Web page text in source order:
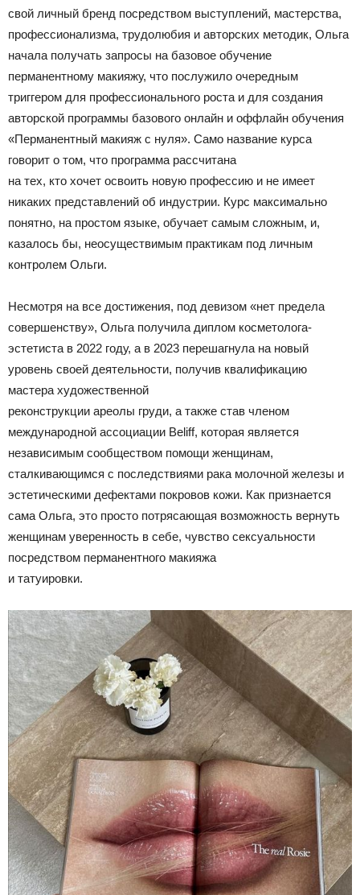
свой личный бренд посредством выступлений, мастерства,
профессионализма, трудолюбия и авторских методик, Ольга
начала получать запросы на базовое обучение
перманентному макияжу, что послужило очередным
триггером для профессионального роста и для создания
авторской программы базового онлайн и оффлайн обучения
«Перманентный макияж с нуля». Само название курса
говорит о том, что программа рассчитана
на тех, кто хочет освоить новую профессию и не имеет
никаких представлений об индустрии. Курс максимально
понятно, на простом языке, обучает самым сложным, и,
казалось бы, неосуществимым практикам под личным
контролем Ольги.
Несмотря на все достижения, под девизом «нет предела
совершенству», Ольга получила диплом косметолога-
эстетиста в 2022 году, а в 2023 перешагнула на новый
уровень своей деятельности, получив квалификацию
мастера художественной
реконструкции ареолы груди, а также став членом
международной ассоциации Beliff, которая является
независимым сообществом помощи женщинам,
сталкивающимся с последствиями рака молочной железы и
эстетическими дефектами покровов кожи. Как признается
сама Ольга, это просто потрясающая возможность вернуть
женщинам уверенность в себе, чувство сексуальности
посредством перманентного макияжа
и татуировки.